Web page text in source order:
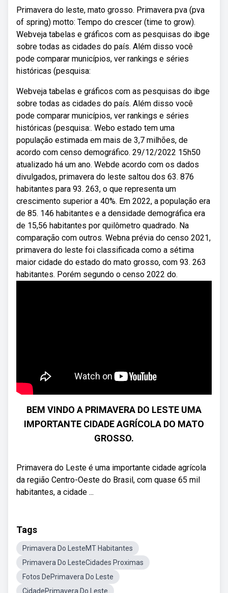
Primavera do leste, mato grosso. Primavera pva (pva
of spring) motto: Tempo do crescer (time to grow).
Webveja tabelas e gráficos com as pesquisas do ibge
sobre todas as cidades do país. Além disso você
pode comparar municípios, ver rankings e séries
históricas (pesquisa:
Webveja tabelas e gráficos com as pesquisas do ibge
sobre todas as cidades do país. Além disso você
pode comparar municípios, ver rankings e séries
históricas (pesquisa:. Webo estado tem uma
população estimada em mais de 3,7 milhões, de
acordo com censo demográfico. 29/12/2022 15h50
atualizado há um ano. Webde acordo com os dados
divulgados, primavera do leste saltou dos 63. 876
habitantes para 93. 263, o que representa um
crescimento superior a 40%. Em 2022, a população era
de 85. 146 habitantes e a densidade demográfica era
de 15,56 habitantes por quilômetro quadrado. Na
comparação com outros. Webna prévia do censo 2021,
primavera do leste foi classificada como a sétima
maior cidade do estado do mato grosso, com 93. 263
habitantes. Porém segundo o censo 2022 do.
BEM VINDO A PRIMAVERA DO LESTE UMA
IMPORTANTE CIDADE AGRÍCOLA DO MATO
GROSSO.
Primavera do Leste é uma importante cidade agrícola
da região Centro-Oeste do Brasil, com quase 65 mil
habitantes, a cidade ...
Tags
Primavera Do LesteMT Habitantes
Primavera Do LesteCidades Proximas
Fotos DePrimavera Do Leste
CidadePrimavera Do Leste